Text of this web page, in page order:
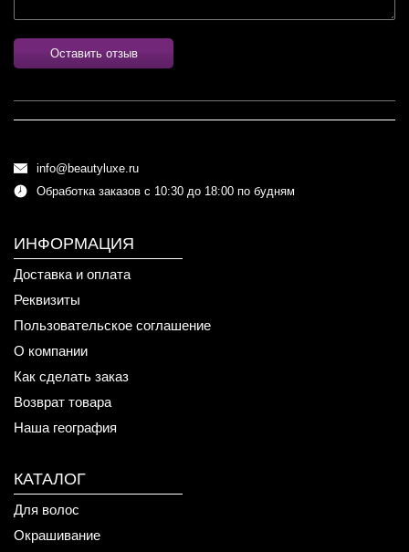
Оставить отзыв
info@beautyluxe.ru
Обработка заказов с 10:30 до 18:00 по будням
ИНФОРМАЦИЯ
Доставка и оплата
Реквизиты
Пользовательское соглашение
О компании
Как сделать заказ
Возврат товара
Наша география
КАТАЛОГ
Для волос
Окрашивание